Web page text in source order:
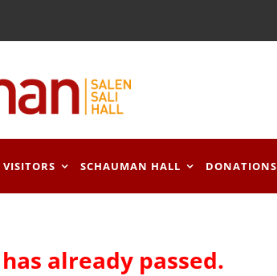
VISITORS SCHAUMAN HALL DONATIONS
already passed.